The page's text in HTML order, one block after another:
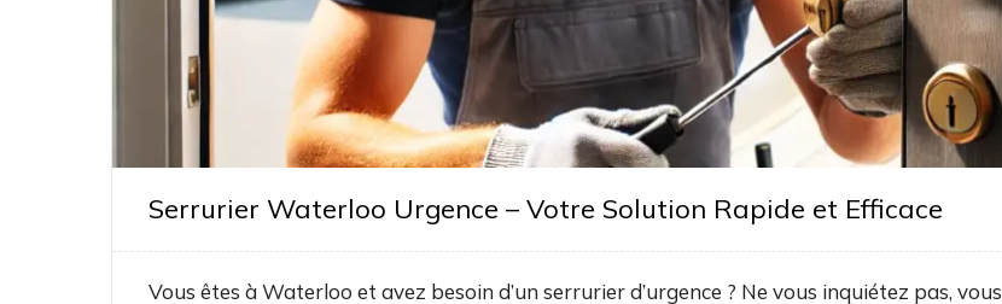
Serrurier Waterloo Urgence – Votre Solution Rapide et Efficace
Vous êtes à Waterloo et avez besoin d’un serrurier d’urgence ? Ne vous inquiétez pas, vous